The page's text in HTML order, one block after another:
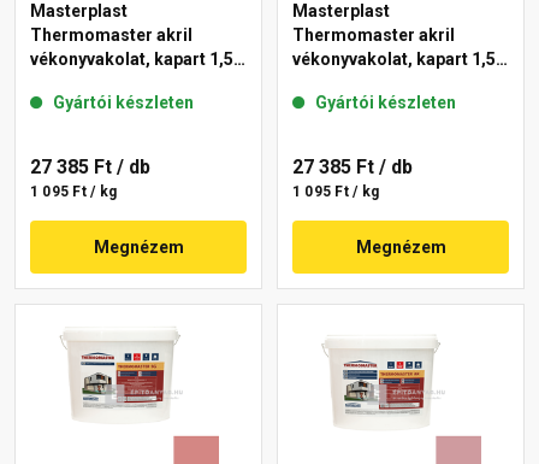
Masterplast
Thermomaster akril
vékonyvakolat, kapart 1,5
Gyártói készleten
27 385 Ft / db
1 095 Ft / kg
Megnézem
Masterplast
Thermomaster akril
vékonyvakolat, kapart 1,5
Gyártói készleten
27 385 Ft / db
1 095 Ft / kg
Megnézem